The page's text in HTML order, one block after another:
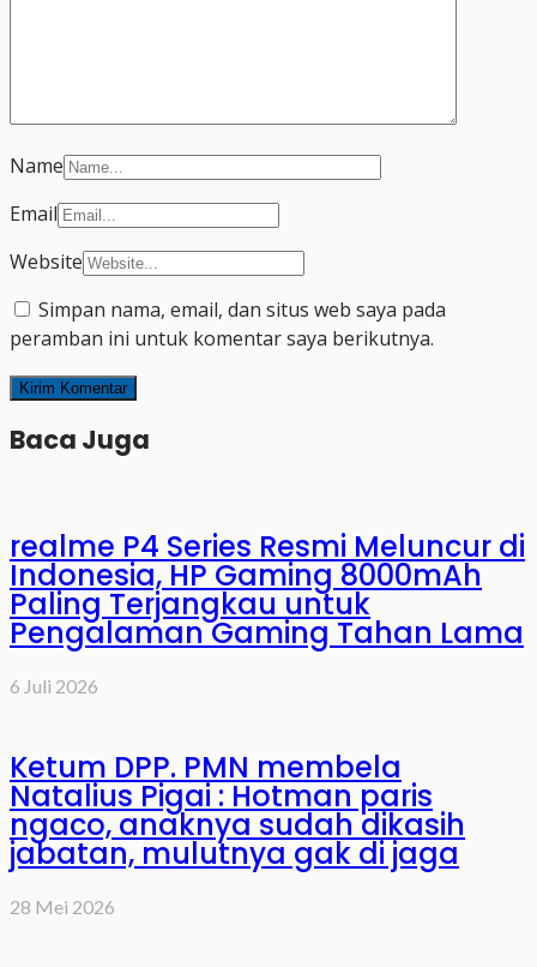
Name
Email
Website
Simpan nama, email, dan situs web saya pada
peramban ini untuk komentar saya berikutnya.
Baca Juga
realme P4 Series Resmi Meluncur di
Indonesia, HP Gaming 8000mAh
Paling Terjangkau untuk
Pengalaman Gaming Tahan Lama
6 Juli 2026
Ketum DPP. PMN membela
Natalius Pigai : Hotman paris
ngaco, anaknya sudah dikasih
jabatan, mulutnya gak di jaga
28 Mei 2026